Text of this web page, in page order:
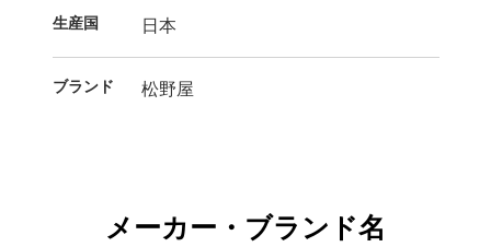
生産国 日本
ブランド 松野屋
メーカー・ブランド名